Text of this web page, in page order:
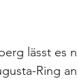
lässt es
Ring